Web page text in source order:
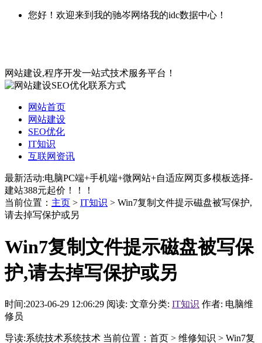
您好！欢迎来到我的驰岑网络我的idc数据中心！
网站建设,程序开发一站式技术服务平台！
网站首页
网站建设
SEO优化
IT知识
互联网资讯
最新活动:电脑PC端+手机端+微网站+自适应网页多模板选择-
建站388元起价！！！
当前位置： 主页 > IT知识 > Win7复制文件提示磁盘被写保护,
请去掉写保护或另
Win7复制文件提示磁盘被写保
护,请去掉写保护或另
时间:2023-06-29 12:06:29 阅读: 文章分类: IT知识 作者: 电脑维
修员
导读:系统技术系统技术 当前位置：首页 > 维修知识 > Win7复